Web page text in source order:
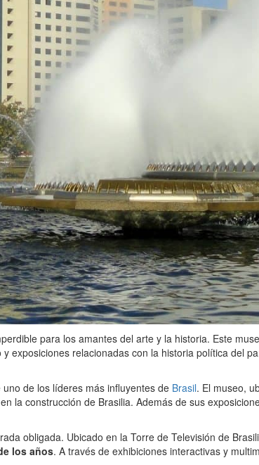
para los amantes del arte y la historia. Este
exposiciones relacionadas con la historia política del
de los líderes más influyentes de Brasil. El museo,
la construcción de Brasilia. Además de sus
obligada. Ubicado en la Torre de Televisión de
los años. A través de exhibiciones interactivas y